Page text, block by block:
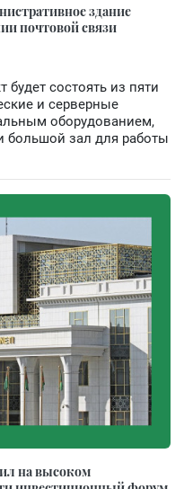
здание
почтовой связи
будет состоять из пяти
и серверные
оборудованием,
большой зал для работы
на высоком